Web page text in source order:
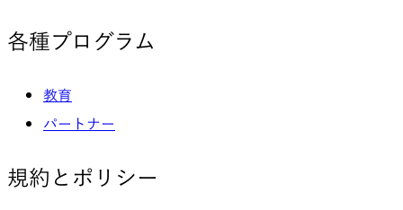
各種プログラム
教育
パートナー
規約とポリシー